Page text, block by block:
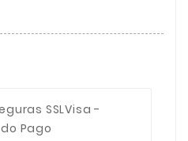
SSLVisa -
Pago